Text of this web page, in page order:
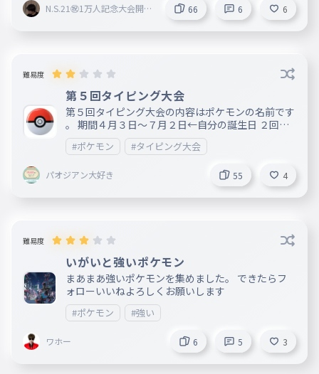
N.S.21㊗︎1万人記念大会開催
66 6 6
難易度
第５回タイピング大会
第５回タイピング大会の内容はポケモンの名前です
。 期間４月３日〜７月２日←自分の誕生日 ２回同
じ名前のポケモンがいたらコメントで教えてくださ
い（できれば） 【参加条件】 ピン溜めのタイピ
ピング大会で１２位以上のこと（第４回タイピング
大会１位〜１２位に名前がある人のことです。）
ひらがなタイピングで８５０以上のスコアを取るこ
#ポケモン #タイピング大会
パオジアン大好き 55 4
難易度
いがいと強いポケモン
まあまあ強いポケモンを集めました。 できたらフ
ォローいいねよろしくお願いします
#ポケモン #強い
ワホー 6 5 3